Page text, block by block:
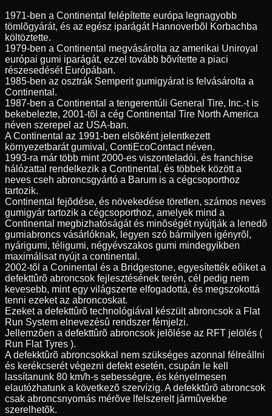
1971-ben a Continental felépítette európa legnagyobb
tömlõgyárát, és az egész iparágát Hannoverbõl Korbachba
költöztette.
1979-ben a Continental megvásárolta az amerikai Uniroyal
európai gumi iparágát, ezzel tovább bõvítette a piaci
részesedését Európában.
1985-ben az osztrák Semperit gumigyárat is felvásárolta a
Continental.
1987-ben a Continental a tengerentúli General Tire, Inc.-t is
bekebelezte, 2001-tõl a cég Continental Tire North America
néven szerepel az USA-ban.
A Continental az 1991-ben elsõként jelentkezett
környezetbarát gumival, ContiEcoContact néven.
1993-ra már több mint 2000-es viszonteladói, és franchise
hálózattal rendelkezik a Continental, és többek között a
neves cseh abroncsgyártó a Barum is a cégcsoporthoz
tartozik.
Continental fejõdése, és növekedése töretlen, számos neves
gumigyár tartozik a cégcsoporthoz, amelyek mind a
Continental megbizhatóságát és minõségét nyújtják a lenedõ
gumiabroncs vásárlóknak, legyen szó bármilyen igényrõl,
nyárigumi, téligumi, négyévszakos gumi mindegyikben
maximálisat nyújt a continental.
2002-tõl a Coninental és a Bridgestone, egyesítették eõiket a
defekttûrõ abroncsok fejlesztésének terén, cél pedig nem
kevesebb, mint egy világszerte elfogadottá, és megszokottá
tenni ezeket az abroncoskat.
Ezeket a defekttûrõ technológiával készült abroncsok a Flat
Run System elnevezésû rendszer fémjelzi.
Jellemzõen a defekttûrõ abroncsok jelõlése az RFT jelölés (
Run Flat Tyres ).
A defekktûrõ abroncsokkal nem szükséges azonnal félreállni
és kerékcserét végezni defekt esetén, csupán le kell
lassítanunk 80 km/h-s sebességre, és kényelmesen
elautózhatunk a következõ szervízig. A defekktûrõ abroncsok
csak abroncsnyomás mérõve lfelszerelt jármûvekbe
szerelhetõk.